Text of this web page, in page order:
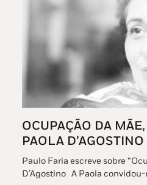
OCUPAÇÃO DA
PAOLA D’AGOSTINO
Paulo Faria escreve sobre
D’Agostino A Paola